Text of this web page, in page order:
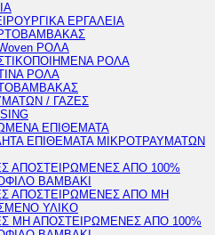
ΕΡΓΑΛΕΙΑ
ΡΟΛΑ
ΡΟΛΑ
ΡΟΛΑ
/ ΓΑΖΕΣ
ΕΠΙΘΕΜΑΤΑ
ΕΠΙΘΕΜΑΤΑ ΜΙΚΡΟΤΡΑΥΜΑΤΩΝ
ΑΠΟΣΤΕΙΡΩΜΕΝΕΣ ΑΠΟ 100%
ΒΑΜΒΑΚΙ
ΑΠΟΣΤΕΙΡΩΜΕΝΕΣ ΑΠΟ ΜΗ
ΥΛΙΚΟ
ΜΗ ΑΠΟΣΤΕΙΡΩΜΕΝΕΣ ΑΠΟ 100%